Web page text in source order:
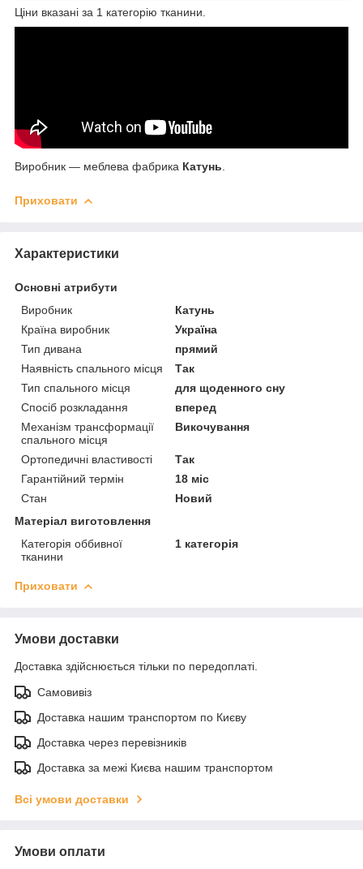
Ціни вказані за 1 категорію тканини.
Виробник — меблева фабрика Катунь
Приховати
Характеристики
Основні атрибути
Виробник
Катунь
Країна виробник
Україна
Тип дивана
прямий
Наявність спального місця
Так
Тип спального місця
для щоденного сну
Спосіб розкладання
вперед
Механізм трансформації
спального місця
Викочування
Ортопедичні властивості
Так
Гарантійний термін
18 міс
Стан
Новий
Матеріал виготовлення
Категорія оббивної
тканини
1 категорія
Приховати
Умови доставки
Доставка здійснюється тільки по передоплаті.
Самовивіз
Доставка нашим транспортом по Києву
Доставка через перевізників
Доставка за межі Києва нашим транспортом
Всі умови доставки
Умови оплати